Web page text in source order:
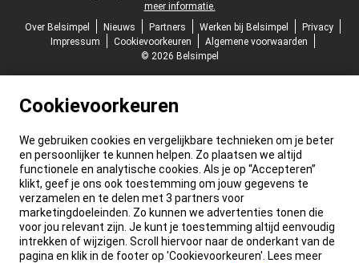
meer informatie.
Over Belsimpel
Nieuws Partners Werken bij Belsimpel
Privacy
Impressum
Cookievoorkeuren
Algemene voorwaarden
© 2026 Belsimpel
Cookievoorkeuren
We gebruiken cookies en vergelijkbare technieken om je beter
en persoonlijker te kunnen helpen. Zo plaatsen we altijd
functionele en analytische cookies. Als je op “Accepteren”
klikt, geef je ons ook toestemming om jouw gegevens te
verzamelen en te delen met 3 partners voor
marketingdoeleinden. Zo kunnen we advertenties tonen die
voor jou relevant zijn. Je kunt je toestemming altijd eenvoudig
intrekken of wijzigen. Scroll hiervoor naar de onderkant van de
pagina en klik in de footer op 'Cookievoorkeuren'. Lees meer